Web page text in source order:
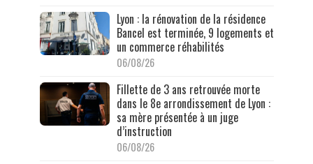
Lyon : la rénovation de la résidence
Bancel est terminée, 9 logements et
un commerce réhabilités
06/08/26
Fillette de 3 ans retrouvée morte
dans le 8e arrondissement de Lyon :
sa mère présentée à un juge
d’instruction
06/08/26